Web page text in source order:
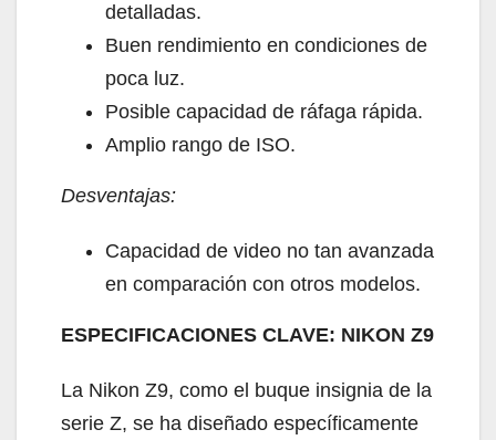
detalladas.
Buen rendimiento en condiciones de
poca luz.
Posible capacidad de ráfaga rápida.
Amplio rango de ISO.
Desventajas:
Capacidad de video no tan avanzada
en comparación con otros modelos.
ESPECIFICACIONES CLAVE: NIKON Z9
La Nikon Z9, como el buque insignia de la
serie Z, se ha diseñado específicamente